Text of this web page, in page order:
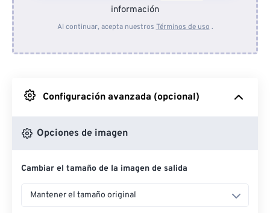
Desde el dispositivo
Desde Google Drive
Desde OneDrive
Desde URL
información
Al continuar, acepta nuestros Términos de uso .
Configuración avanzada (opcional)
Opciones de imagen
Cambiar el tamaño de la imagen de salida
Mantener el tamaño original